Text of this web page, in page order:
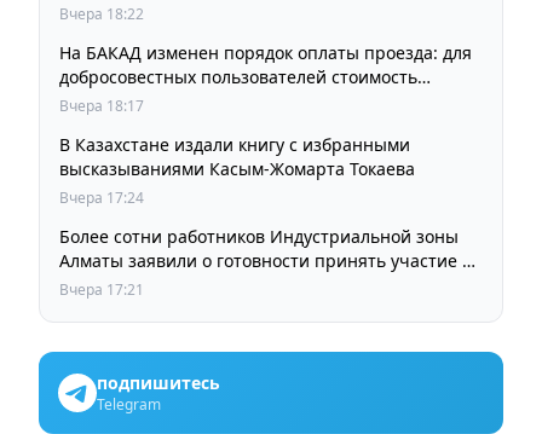
Вчера 18:22
На БАКАД изменен порядок оплаты проезда: для
добросовестных пользователей стоимость
остается прежней
Вчера 18:17
В Казахстане издали книгу с избранными
высказываниями Касым-Жомарта Токаева
Вчера 17:24
Более сотни работников Индустриальной зоны
Алматы заявили о готовности принять участие в
выборах членов Курылтая
Вчера 17:21
подпишитесь
Telegram